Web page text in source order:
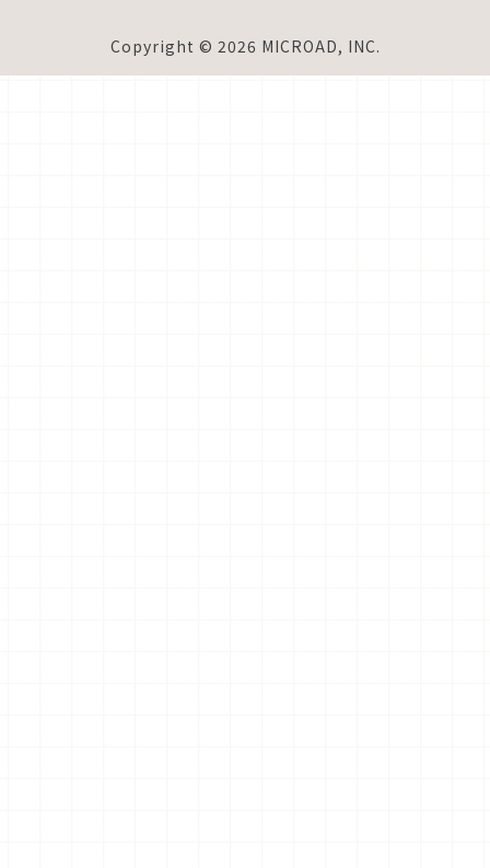
Copyright © 2026 MICROAD, INC.